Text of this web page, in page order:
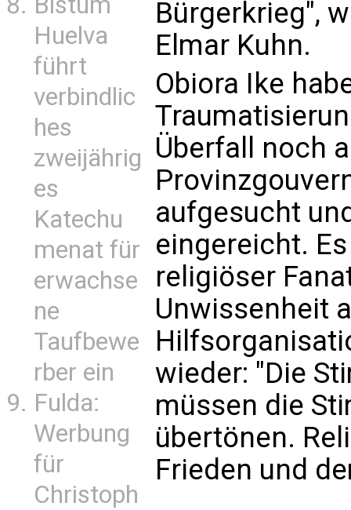
Huelva
führt
verbindlic
hes
zweijährig
es
Katechu
menat für
erwachse
ne
Taufbewe
rber ein
Fulda:
Werbung
für
Christoph
Bürgerkrieg",
Elmar Kuhn.
Obiora Ike
Überfall noch
aufgesucht
eingereicht.
religiöser
Unwissenheit
wieder: "Die
müssen die
übertönen.
Frieden und